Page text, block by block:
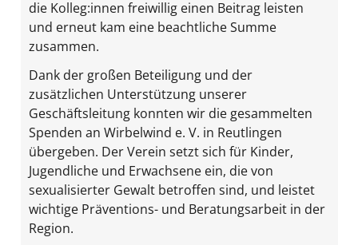
die Kolleg:innen freiwillig einen Beitrag leisten
und erneut kam eine beachtliche Summe
zusammen.
Dank der großen Beteiligung und der
zusätzlichen Unterstützung unserer
Geschäftsleitung konnten wir die gesammelten
Spenden an Wirbelwind e. V. in Reutlingen
übergeben. Der Verein setzt sich für Kinder,
Jugendliche und Erwachsene ein, die von
sexualisierter Gewalt betroffen sind, und leistet
wichtige Präventions- und Beratungsarbeit in der
Region.